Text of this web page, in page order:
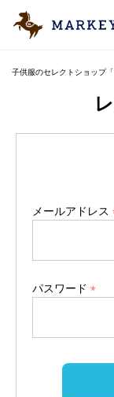
子供服のセレクトショップ
メールアドレス
パスワード
)